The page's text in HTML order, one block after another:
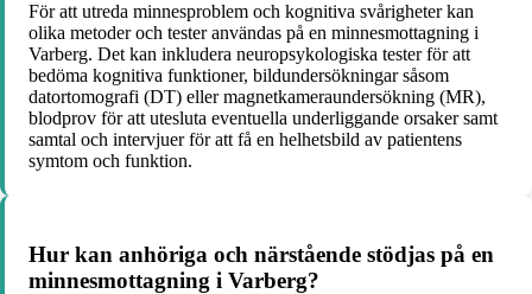
För att utreda minnesproblem och kognitiva svårigheter kan
olika metoder och tester användas på en minnesmottagning i
Varberg. Det kan inkludera neuropsykologiska tester för att
bedöma kognitiva funktioner, bildundersökningar såsom
datortomografi (DT) eller magnetkameraundersökning (MR),
blodprov för att utesluta eventuella underliggande orsaker samt
samtal och intervjuer för att få en helhetsbild av patientens
symtom och funktion.
Hur kan anhöriga och närstående stödjas på en
minnesmottagning i Varberg?